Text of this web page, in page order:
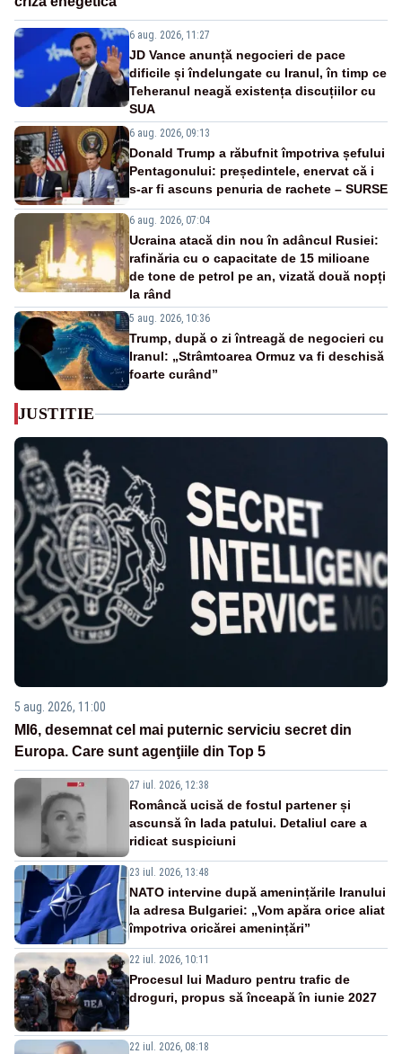
6 aug. 2026, 11:27
JD Vance anunță negocieri de pace
dificile și îndelungate cu Iranul, în timp ce
Teheranul neagă existența discuțiilor cu
SUA
6 aug. 2026, 09:13
Donald Trump a răbufnit împotriva șefului
Pentagonului: președintele, enervat că i
s-ar fi ascuns penuria de rachete – SURSE
6 aug. 2026, 07:04
Ucraina atacă din nou în adâncul Rusiei:
rafinăria cu o capacitate de 15 milioane
de tone de petrol pe an, vizată două nopți
la rând
5 aug. 2026, 10:36
Trump, după o zi întreagă de negocieri cu
Iranul: „Strâmtoarea Ormuz va fi deschisă
foarte curând”
JUSTITIE
5 aug. 2026, 11:00
MI6, desemnat cel mai puternic serviciu secret din
Europa. Care sunt agenţiile din Top 5
27 iul. 2026, 12:38
Româncă ucisă de fostul partener și
ascunsă în lada patului. Detaliul care a
ridicat suspiciuni
23 iul. 2026, 13:48
NATO intervine după amenințările Iranului
la adresa Bulgariei: „Vom apăra orice aliat
împotriva oricărei amenințări”
22 iul. 2026, 10:11
Procesul lui Maduro pentru trafic de
droguri, propus să înceapă în iunie 2027
22 iul. 2026, 08:18